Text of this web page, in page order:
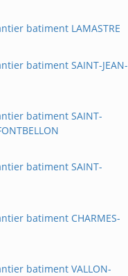
batiment LAMASTRE
batiment SAINT-JEAN-
batiment SAINT-
batiment SAINT-
batiment CHARMES-
batiment VALLON-